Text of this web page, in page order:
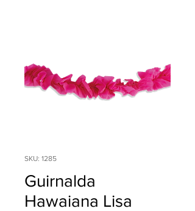
SKU: 1285
Guirnalda
Hawaiana Lisa